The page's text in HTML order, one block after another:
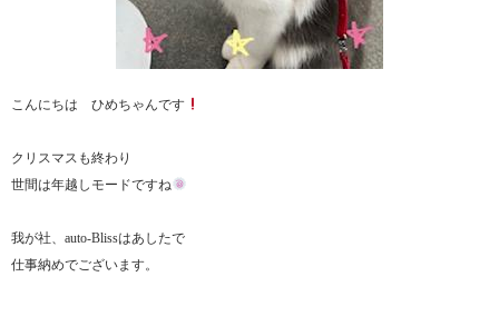
こんにちは ひめちゃんです
クリスマスも終わり
世間は年越しモードですね
我が社、auto-Blissはあしたで
仕事納めでございます。